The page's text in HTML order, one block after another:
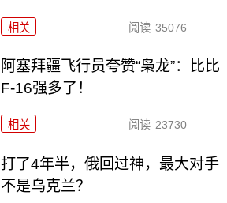
相关 阅读 35076
阿塞拜疆飞行员夸赞“枭龙”：比比
F-16强多了！
相关 阅读 23730
打了4年半，俄回过神，最大对手
不是乌克兰？